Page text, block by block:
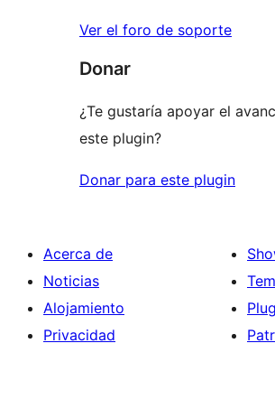
Ver el foro de soporte
Donar
¿Te gustaría apoyar el
este plugin?
Donar para este plugin
Acerca de
Noticias
Alojamiento
Privacidad